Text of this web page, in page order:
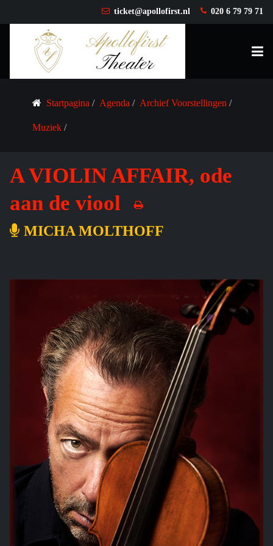
ticket@apollofirst.nl 020 6 79 79 71
Startpagina Agenda Archief Voorstellingen
Muziek
A VIOLIN AFFAIR, ode
aan de viool
MICHA MOLTHOFF